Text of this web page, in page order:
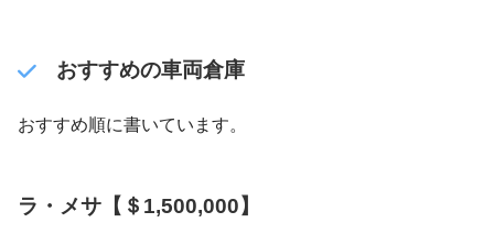
おすすめの車両倉庫
おすすめ順に書いています。
ラ・メサ【＄1,500,000】